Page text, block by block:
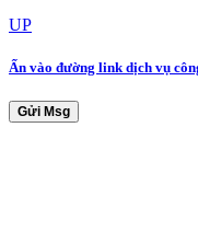
UP
Ấn vào đường link dịch vụ
Gửi Msg